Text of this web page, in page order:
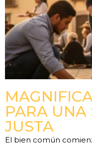
PARA UNA
JUSTA
El bien común